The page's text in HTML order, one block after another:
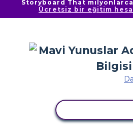
Storyboard That
Ücretsiz bir eğitim